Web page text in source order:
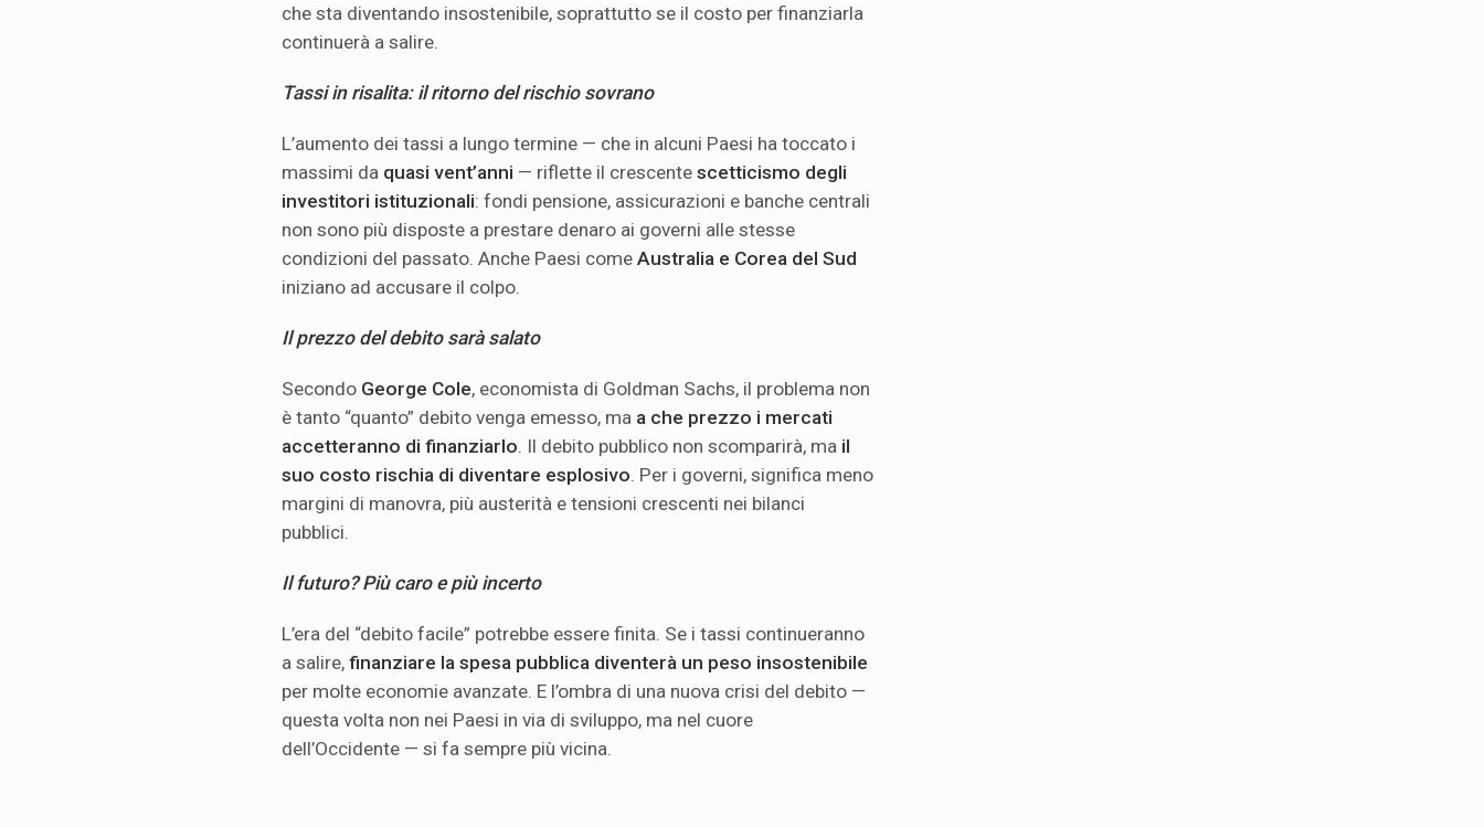
che sta diventando insostenibile, soprattutto se il costo per finanziarla
continuerà a salire.
Tassi in risalita: il ritorno del rischio sovrano
L’aumento dei tassi a lungo termine — che in alcuni Paesi ha toccato i
massimi da quasi vent’anni — riflette il crescente scetticismo degli
investitori istituzionali: fondi pensione, assicurazioni e banche centrali
non sono più disposte a prestare denaro ai governi alle stesse
condizioni del passato. Anche Paesi come Australia e Corea del Sud
iniziano ad accusare il colpo.
Il prezzo del debito sarà salato
Secondo George Cole, economista di Goldman Sachs, il problema non
è tanto “quanto” debito venga emesso, ma a che prezzo i mercati
accetteranno di finanziarlo . Il debito pubblico non scomparirà, ma il
suo costo rischia di diventare esplosivo . Per i governi, significa meno
margini di manovra, più austerità e tensioni crescenti nei bilanci
pubblici.
Il futuro? Più caro e più incerto
L’era del “debito facile” potrebbe essere finita. Se i tassi continueranno
a salire, finanziare la spesa pubblica diventerà un peso insostenibile
per molte economie avanzate. E l’ombra di una nuova crisi del debito —
questa volta non nei Paesi in via di sviluppo, ma nel cuore
dell’Occidente — si fa sempre più vicina.